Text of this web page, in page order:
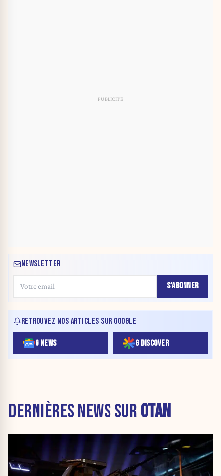
NEWSLETTER
S'ABONNER
RETROUVEZ NOS ARTICLES SUR GOOGLE
G NEWS G DISCOVER
DERNIÈRES NEWS SUR OTAN